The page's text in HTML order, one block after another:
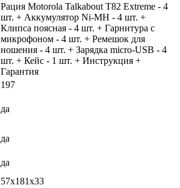
Рация Motorola Talkabout T82 Extreme - 4
шт. + Аккумулятор Ni-MH - 4 шт. +
Клипса поясная - 4 шт. + Гарнитура с
микрофоном - 4 шт. + Ремешок для
ношения - 4 шт. + Зарядка micro-USB - 4
шт. + Кейс - 1 шт. + Инструкция +
Гарантия
197
да
да
да
57x181x33